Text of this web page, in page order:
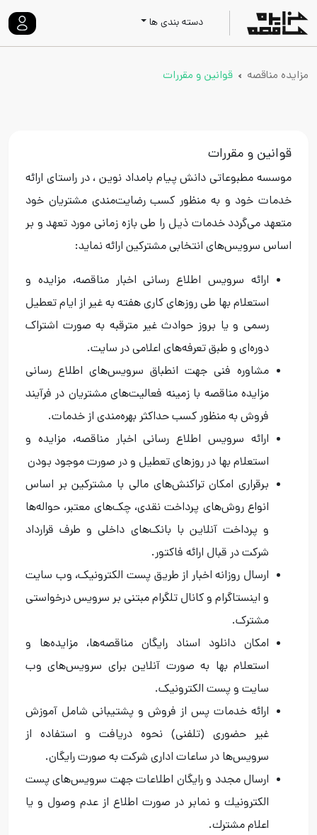
دسته بندی ها
مزایده مناقصه قوانین و مقررات
قوانین و مقررات
موسسه مطبوعاتی دانش پیام بامداد نوین ، در راستای ارائه
خدمات خود و به منظور کسب رضایت‌مندی مشتریان خود
متعهد می‌گردد خدمات ذیل را طی بازه زمانی مورد تعهد و بر
اساس سرویس‌های انتخابی مشترکین ارائه نماید:
ارائه سرويس اطلاع رسانی اخبار مناقصه، مزایده و
استعلام بها طی روزهای کاری هفته به غیر از ايام تعطيل
رسمی و يا بروز حوادث غير مترقبه به صورت اشتراک
دوره‌ای و طبق تعرفه‌های اعلامی در سایت.
مشاوره فنی جهت انطباق سرویس‌های اطلاع رسانی
مزایده مناقصه با زمینه فعالیت‌های مشتریان در فرآیند
فروش به منظور کسب حداکثر بهره‌مندی از خدمات.
ارائه سرویس اطلاع رسانی اخبار مناقصه، مزایده و
استعلام‌ بها در روزهای تعطیل و در صورت موجود بودن
برقراری امکان تراکنش‌های مالی با مشترکین بر اساس
انواع روش‌های پرداخت نقدی، چک‌های معتبر، حواله‌ها
و پرداخت آنلاین با بانک‌های داخلی و طرف قرارداد
شرکت در قبال ارائه فاکتور.
ارسال روزانه اخبار از طریق پست الکترونیک، وب سایت
و اینستاگرام و کانال تلگرام مبتنی بر سرویس درخواستی
مشترک.
امکان دانلود اسناد رایگان مناقصه‌ها، مزایده‌ها و
استعلام بها به صورت آنلاین برای سرویس‌های وب
سایت و پست الکترونیک.
ارائه خدمات پس از فروش و پشتيبانی شامل آموزش
غير حضوری (تلفنی) نحوه دريافت و استفاده از
سرویس‌ها در ساعات اداری شركت به صورت رايگان.
ارسال مجدد و رایگان اطلاعات جهت سرویس‌های پست
الكترونيك و نمابر در صورت اطلاع از عدم وصول و يا
اعلام مشترك.